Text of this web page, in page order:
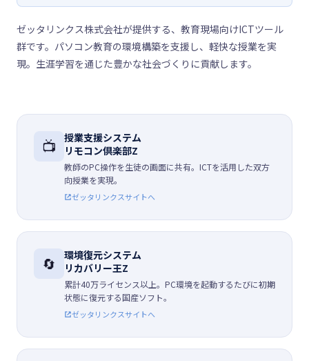
ゼッタリンクス株式会社が提供する、教育現場向けICTツール
群です。パソコン教育の環境構築を支援し、軽快な授業を実
現。生涯学習を通じた豊かな社会づくりに貢献します。
📺
授業支援システム
リモコン倶楽部Z
教師のPC操作を生徒の画面に共有。ICTを活用した双方
向授業を実現。
ゼッタリンクスサイトへ
🔄
環境復元システム
リカバリー王Z
累計40万ライセンス以上。PC環境を起動するたびに初期
状態に復元する国産ソフト。
ゼッタリンクスサイトへ